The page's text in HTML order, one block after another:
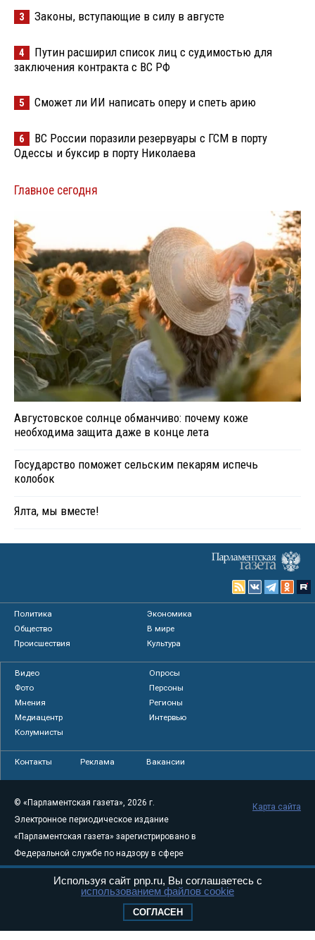
3 Законы, вступающие в силу в августе
4
Путин расширил список лиц с судимостью для
заключения контракта с ВС РФ
5 Сможет ли ИИ написать оперу и спеть арию
6
ВС России поразили резервуары с ГСМ в порту
Одессы и буксир в порту Николаева
Главное сегодня
Августовское солнце обманчиво: почему коже
необходима защита даже в конце лета
Государство поможет сельским пекарям испечь
колобок
Ялта, мы вместе!
Политика
Экономика
Общество
В мире
Происшествия
Культура
Видео
Опросы
Фото
Персоны
Мнения
Регионы
Медиацентр
Интервью
Колумнисты
Контакты Реклама Вакансии
© «Парламентская газета», 2026 г.
Электронное периодическое издание
«Парламентская газета» зарегистрировано в
Федеральной службе по надзору в сфере
связи, информационных технологий и
массовых коммуникаций (Роскомнадзор) 05
Свидетельство о регистрации Эл № ФС77-
Карта сайта
Используя сайт pnp.ru, Вы соглашаетесь с
использованием файлов cookie
СОГЛАСЕН